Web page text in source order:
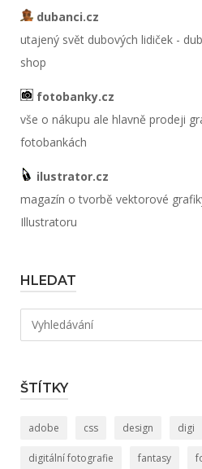
dubanci.cz
utajený svět dubových lidiček -
shop
fotobanky.cz
vše o nákupu ale hlavně prodeji
fotobankách
ilustrator.cz
magazín o tvorbě vektorové
Illustratoru
HLEDAT
Hledat:
ŠTÍTKY
adobe css design digi
digitální fotografie fantasy